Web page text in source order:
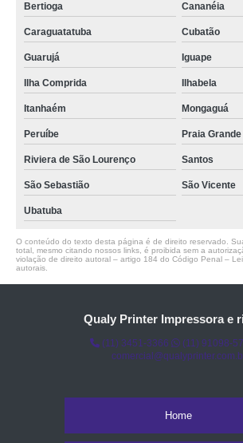
Bertioga
Cananéia
Caraguatatuba Cubatão
Guarujá Iguape
Ilha Comprida Ilhabela
Itanhaém Mongaguá
Peruíbe Praia Grande
Riviera de São Lourenço Santos
São Sebastião São Vicente
Ubatuba
O conteúdo do texto desta página é de direito reservado.
total, mesmo citando nossos links, é proibida sem a
violação de direito autoral – artigo 184 do Código Penal –
autorais
Qualy Printer Impressora e
(11) 3451-3366
(11) 91098-
Home